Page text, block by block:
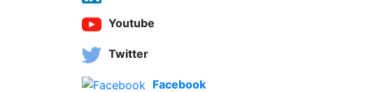
Youtube
Twitter
Facebook